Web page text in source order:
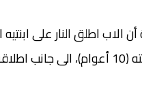
للمسنين في القرية، وطفلته